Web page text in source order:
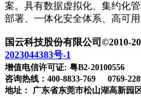
案。具有数据虚拟化、集约化
部署、一体化安全体系、高可
国云科技股份有限公司©2010-
2023044383号-1
增值电信许可证: 粤B2-20100556
咨询热线：400-8833-769 0769-
地址： 广东省东莞市松山湖高新园